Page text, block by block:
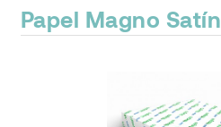
Papel Magno Satín